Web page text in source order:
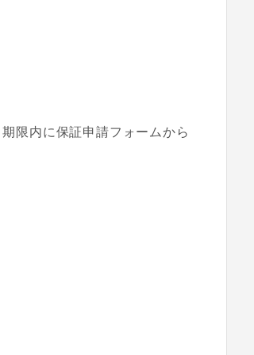
限内に保証申請フォームから